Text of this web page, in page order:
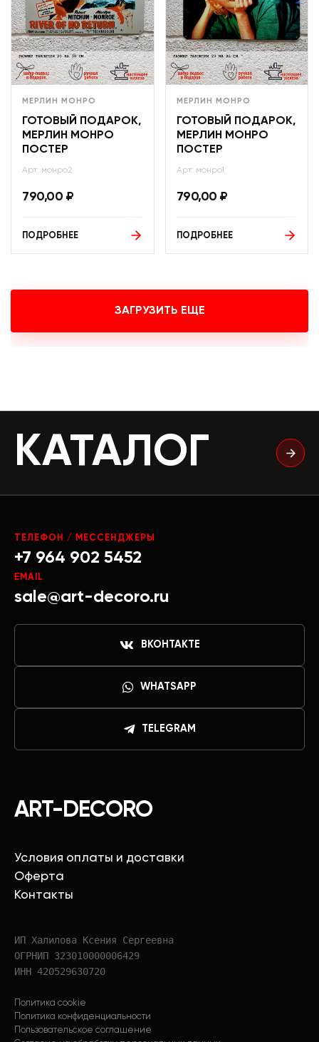
МЕРЛИН МОНРО
ГОТОВЫЙ ПОДАРОК,
МЕРЛИН МОНРО
ПОСТЕР
Арт: монро2
790,00 ₽
ПОДРОБНЕЕ
МЕРЛИН МОНРО
ГОТОВЫЙ ПОДАРОК,
МЕРЛИН МОНРО
ПОСТЕР
Арт: монро1
790,00 ₽
ПОДРОБНЕЕ
ЗАГРУЗИТЬ ЕЩЕ
КАТАЛОГ
ART-DECORO
Условия оплаты и доставки
Оферта
Контакты
ИП Халилова Ксения Сергеевна
ОГРНИП 323010000006429
ИНН 420529630720
Политика cookie
Политика конфиденциальности
Пользовательское соглашение
ТЕЛЕФОН / МЕССЕНДЖЕРЫ
+7 964 902 5452
EMAIL
sale@art-decoro.ru
ВКОНТАКТЕ
WHATSAPP
TELEGRAM